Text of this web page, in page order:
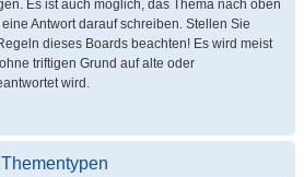
Es ist auch möglich, das Thema nach oben
Antwort darauf schreiben. Stellen Sie
dieses Boards beachten! Es wird meist
triftigen Grund auf alte oder
wird.